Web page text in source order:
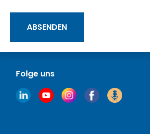
Folge uns
ABSENDEN